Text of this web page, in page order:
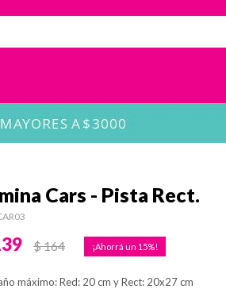
Cars - Pista Rect.
$164 15
máximo: Red: 20 cm y Rect: 20x27 cm